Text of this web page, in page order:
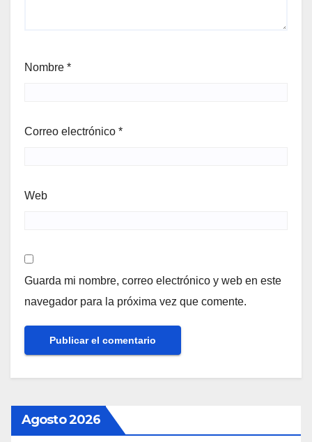
Nombre *
Correo electrónico *
Web
Guarda mi nombre, correo electrónico y web en este
navegador para la próxima vez que comente.
Agosto 2026